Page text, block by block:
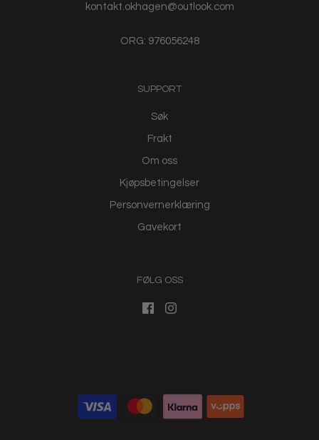
kontakt.okhagen@outlook.com
ORG: 976056248
SUPPORT
Søk
Frakt
Om oss
Kjøpsbetingelser
Personvernerklæring
Gavekort
FØLG OSS